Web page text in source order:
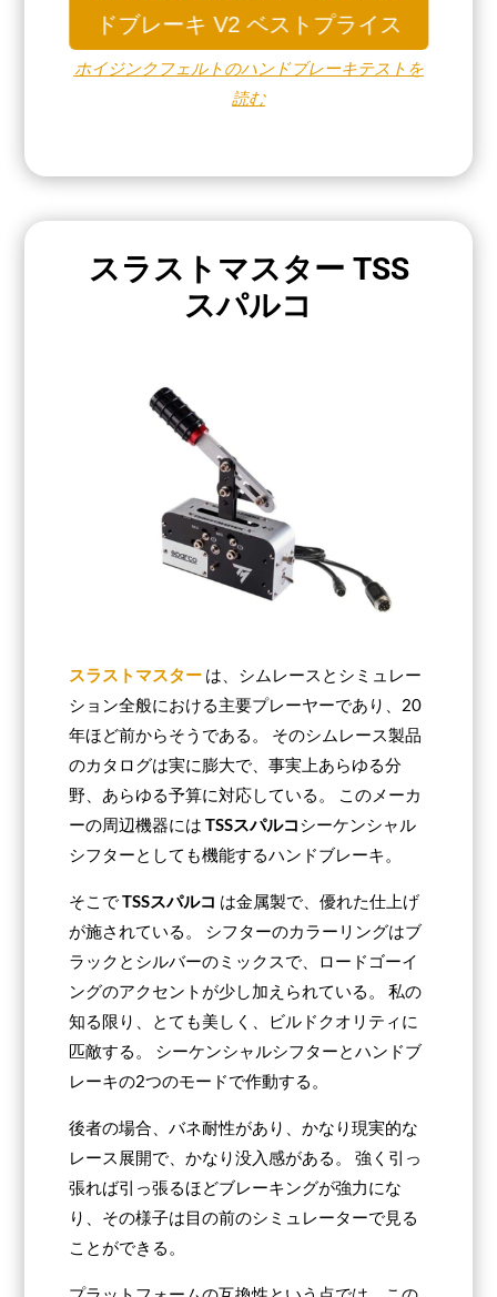
ドブレーキ V2 ベストプライス
ホイジンクフェルトのハンドブレーキテストを
読む
スラストマスター TSS
スパルコ
スラストマスター は、シムレースとシミュレー
ション全般における主要プレーヤーであり、20
年ほど前からそうである。 そのシムレース製品
のカタログは実に膨大で、事実上あらゆる分
野、あらゆる予算に対応している。 このメーカ
ーの周辺機器にはTSSスパルコシーケンシャル
シフターとしても機能するハンドブレーキ。
そこでTSSスパルコ は金属製で、優れた仕上げ
が施されている。 シフターのカラーリングはブ
ラックとシルバーのミックスで、ロードゴーイ
ングのアクセントが少し加えられている。 私の
知る限り、とても美しく、ビルドクオリティに
匹敵する。 シーケンシャルシフターとハンドブ
レーキの2つのモードで作動する。
後者の場合、バネ耐性があり、かなり現実的な
レース展開で、かなり没入感がある。 強く引っ
張れば引っ張るほどブレーキングが強力にな
り、その様子は目の前のシミュレーターで見る
ことができる。